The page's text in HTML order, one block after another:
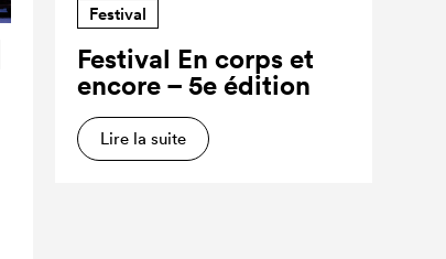
Festival
Festival En corps et
encore – 5e édition
Lire la suite